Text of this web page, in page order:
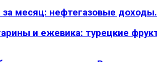
за месяц: нефтегазовые
и ежевика: турецкие